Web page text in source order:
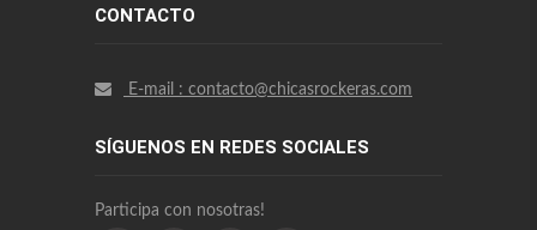
CONTACTO
E-mail : contacto@chicasrockeras.com
SÍGUENOS EN REDES SOCIALES
Participa con nosotras!